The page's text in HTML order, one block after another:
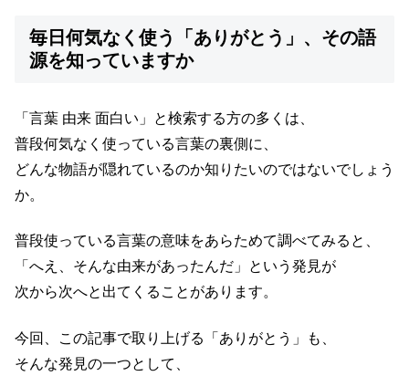
毎日何気なく使う「ありがとう」、その語
源を知っていますか
「言葉 由来 面白い」と検索する方の多くは、
普段何気なく使っている言葉の裏側に、
どんな物語が隠れているのか知りたいのではないでしょう
か。
普段使っている言葉の意味をあらためて調べてみると、
「へえ、そんな由来があったんだ」という発見が
次から次へと出てくることがあります。
今回、この記事で取り上げる「ありがとう」も、
そんな発見の一つとして、